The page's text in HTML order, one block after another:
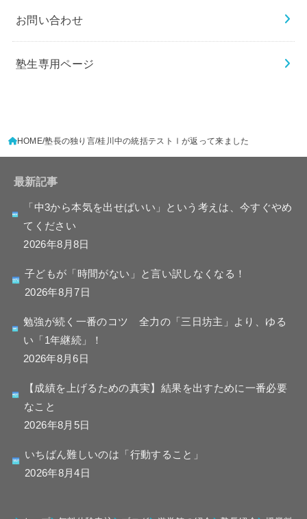
お問い合わせ
塾生専用ページ
HOME 塾長の独り言 桂川中の統括テストⅠが返って来ました
最新記事
「中3から本気を出せばいい」という考えは、今すぐやめ
てください
2026年8月8日
子どもが「時間がない」と言い訳しなくなる！
2026年8月7日
勉強が続く一番のコツ 全力の「三日坊主」より、ゆる
い「1年継続」！
2026年8月6日
【成績を上げるための真実】結果を出すために一番必要
なこと
2026年8月5日
いちばん難しいのは「行動すること」
2026年8月4日